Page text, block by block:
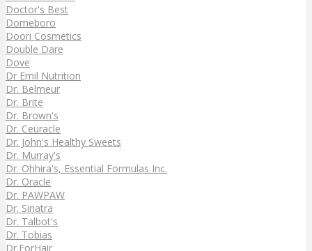
Doctor's Best
Domeboro
Doori Cosmetics
Double Dare
Dove
Dr Emil Nutrition
Dr. Belmeur
Dr. Brite
Dr. Brown's
Dr. Ceuracle
Dr. John's Healthy Sweets
Dr. Murray's
Dr. Ohhira's, Essential Formulas Inc.
Dr. Oracle
Dr. PAWPAW
Dr. Sinatra
Dr. Talbot's
Dr. Tobias
Dr.ForHair